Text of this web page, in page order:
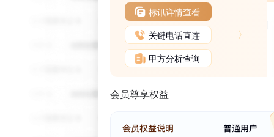
标讯详情查看
关键电话直连
甲方分析查询
会员尊享权益